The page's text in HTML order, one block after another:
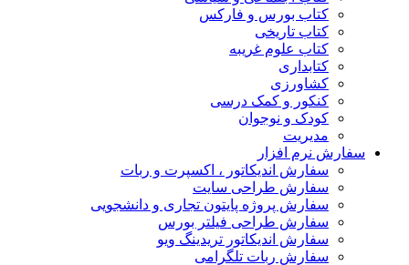
کتاب بورس و فارکس
کتاب تاریخی
کتاب علوم غریبه
کتابداری
کشاورزی
کنکور و کمک‌ درسی
کودک و نوجوان
مدیریت
سفارش نرم افزار
سفارش اندیکاتور ، اکسپرت و ربات
سفارش طراحی سایت
سفارش پروژه پایتون تجاری و دانشجویی
سفارش طراحی فیلتر بورس
سفارش اندیکاتور تریدینگ ویو
سفارش ربات تلگرامی